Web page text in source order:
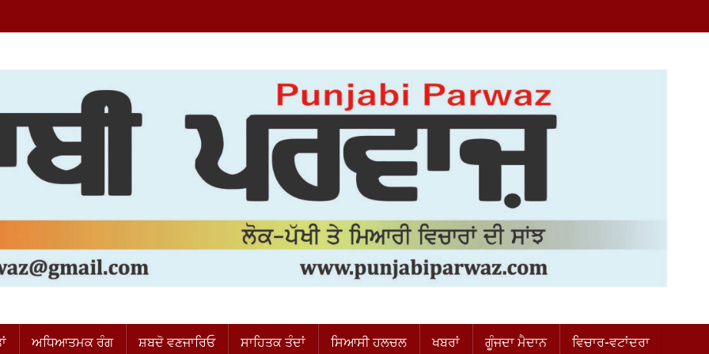
ਅਧਿਆਤਮਕ ਰੰਗ ਸ਼ਬਦੋ ਵਣਜਾਰਿਓ ਸਾਹਿਤਕ ਤੰਦਾਂ ਸਿਆਸੀ ਹਲਚਲ ਖਬਰਾਂ ਗੂੰਜਦਾ ਮੈਦਾਨ ਵਿਚਾਰ-ਵਟਾਂਦਰਾ